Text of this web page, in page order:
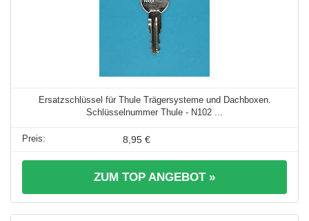
Ersatzschlüssel für Thule Trägersysteme und Dachboxen.
Schlüsselnummer Thule - N102 ...
8,95 €
ZUM TOP ANGEBOT »